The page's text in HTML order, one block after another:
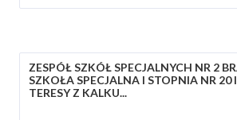
ZESPÓŁ SZKÓŁ SPECJALNYCH NR 2
SZKOŁA SPECJALNA I STOPNIA NR 20
TERESY Z KALKU...